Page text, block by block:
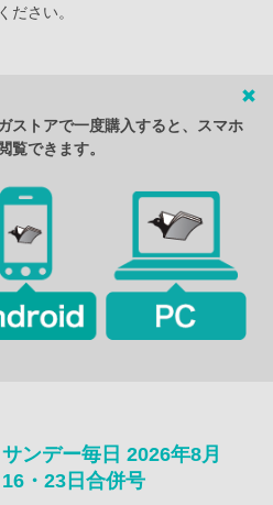
ださい。
ストアで一度購入すると、スマホ
覧できます。
サンデー毎日 2026年8月
16・23日合併号